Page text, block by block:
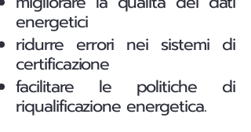
energetici
ridurre errori nei sistemi di
certificazione
facilitare le politiche di
riqualificazione energetica.